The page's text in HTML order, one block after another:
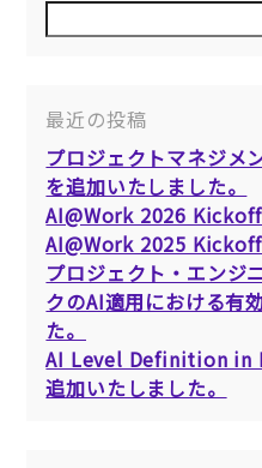
最近の投稿
プロジェクトマネジメ
を追加いたしました。
AI@Work 2026 Kickoff
AI@Work 2025 Kickoff
プロジェクト・エンジ
クのAI適用における有
た。
AI Level Definition in
追加いたしました。